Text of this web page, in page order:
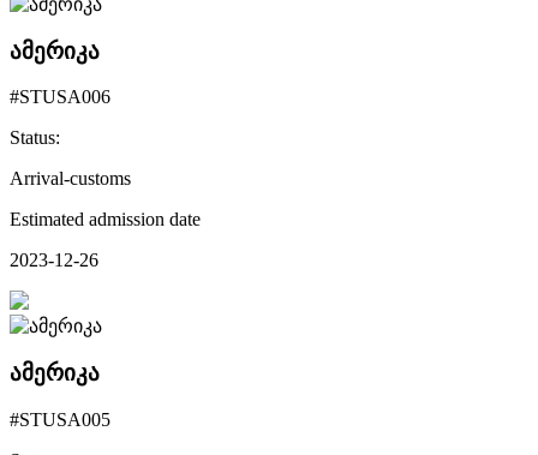
ამერიკა
#STUSA006
Status:
Arrival-customs
Estimated admission date
2023-12-26
ამერიკა
#STUSA005